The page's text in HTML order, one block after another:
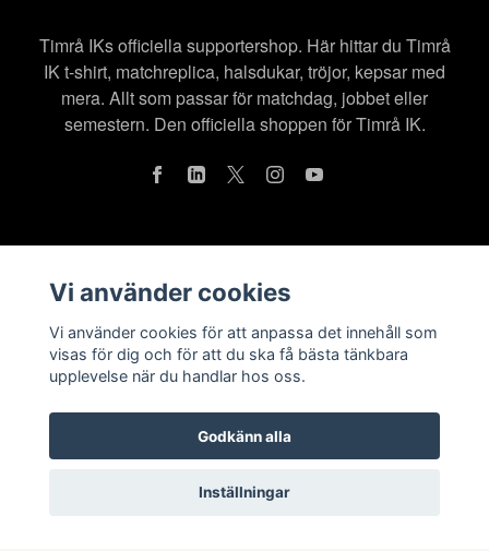
Timrå IKs officiella supportershop. Här hittar du Timrå
IK t-shirt, matchreplica, halsdukar, tröjor, kepsar med
mera. Allt som passar för matchdag, jobbet eller
semestern. Den officiella shoppen för Timrå IK.
Kontakt
Om oss
Integritetspolicy
Vi använder cookies
Vi använder cookies för att anpassa det innehåll som
visas för dig och för att du ska få bästa tänkbara
upplevelse när du handlar hos oss.
Godkänn alla
Inställningar